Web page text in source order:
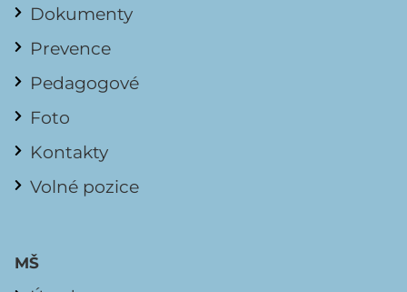
Dokumenty
Prevence
Pedagogové
Foto
Kontakty
Volné pozice
MŠ